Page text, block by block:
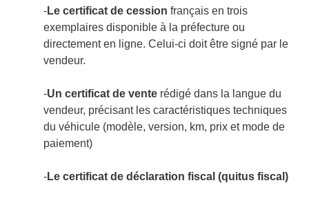
-Le certificat de cession français en trois
exemplaires disponible à la préfecture ou
directement en ligne. Celui-ci doit être signé par le
vendeur.
-Un certificat de vente rédigé dans la langue du
vendeur, précisant les caractéristiques techniques
du véhicule (modèle, version, km, prix et mode de
paiement)
-Le certificat de déclaration fiscal (quitus fiscal)